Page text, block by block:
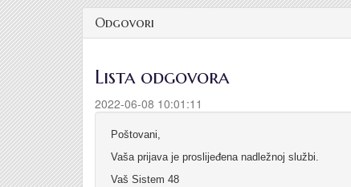
Odgovori
Lista odgovora
2022-06-08 10:01:11
Poštovani,
Vaša prijava je proslijeđena nadležnoj službi.
Vaš Sistem 48